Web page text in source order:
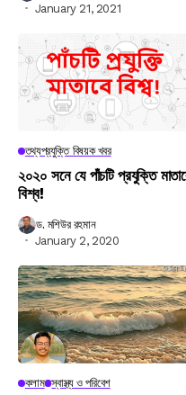
January 21, 2021
তথ্যপ্রযুক্তি বিষয়ক খবর
২০২০ সনে যে পাঁচটি প্রযুক্তি
বিশ্ব!
ড. মশিউর রহমান
January 2, 2020
কলাম স্বাস্থ্য ও পরিবেশ